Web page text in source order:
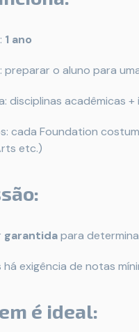
1 ano
preparar o aluno para
disciplinas acadêmicas
cada Foundation
etc.)
garantidapara
há exigência de notas
é ideal: